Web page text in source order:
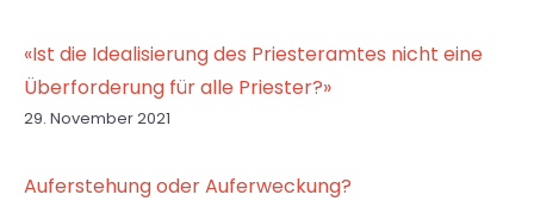
«Ist die Idealisierung des Priesteramtes nicht eine
Überforderung für alle Priester?»
29. November 2021
Auferstehung oder Auferweckung?